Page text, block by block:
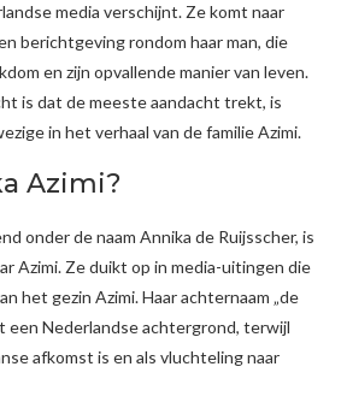
media verschijnt. Ze komt naar
berichtgeving rondom haar man, die
en zijn opvallende manier van leven.
is dat de meeste aandacht trekt, is
in het verhaal van de familie Azimi.
Azimi?
onder de naam Annika de Ruijsscher, is
Azimi. Ze duikt op in media-uitingen die
het gezin Azimi. Haar achternaam „de
een Nederlandse achtergrond, terwijl
afkomst is en als vluchteling naar